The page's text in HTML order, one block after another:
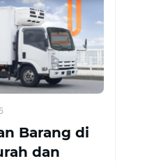
Barang di
dan